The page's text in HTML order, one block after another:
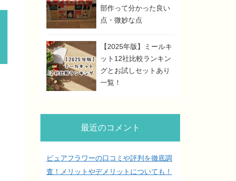
部作って分かった良い
点・微妙な点
【2025年版】ミールキ
ット12社比較ランキン
グとお試しセットあり
一覧！
最近のコメント
ピュアフラワーの口コミや評判を徹底調
査！メリットやデメリットについても！